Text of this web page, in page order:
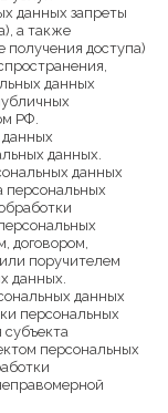
данных запреты
а также
получения доступа)
данных
РФ.
данных.
данных
персональных
договором,
поручителем
данных.
данных
персональных
субъекта
персональных